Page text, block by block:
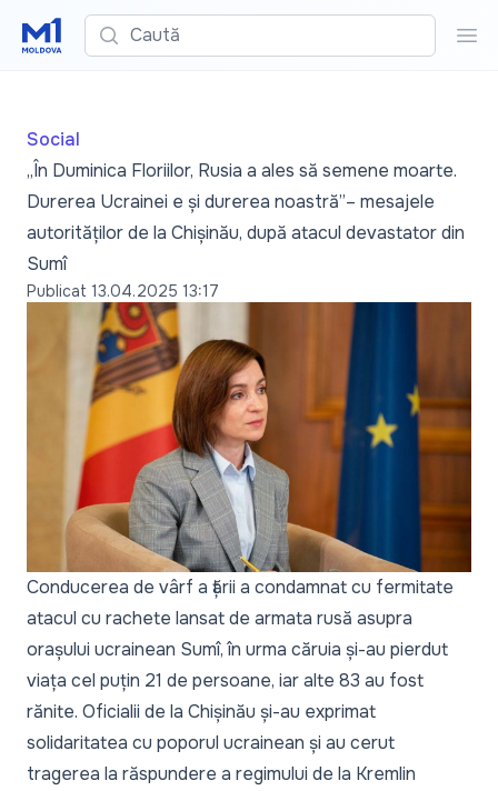
Caută
Social
„În Duminica Floriilor, Rusia a ales să semene moarte.
Durerea Ucrainei e și durerea noastră”– mesajele
autorităților de la Chișinău, după atacul devastator din
Sumî
Publicat 13.04.2025 13:17
Conducerea de vârf a țării a condamnat cu fermitate
atacul cu rachete lansat de armata rusă asupra
orașului ucrainean Sumî, în urma căruia și-au pierdut
viața cel puțin 21 de persoane, iar alte 83 au fost
rănite. Oficialii de la Chișinău și-au exprimat
solidaritatea cu poporul ucrainean și au cerut
tragerea la răspundere a regimului de la Kremlin